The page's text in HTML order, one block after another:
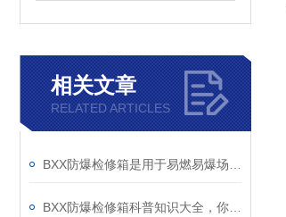
相关文章
RELATED ARTICLES